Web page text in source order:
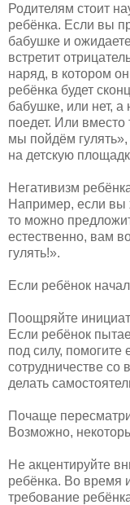
Родителям стоит
ребёнка. Если вы
бабушке и
встретит
наряд, в котором
ребёнка будет
бабушке, или нет,
поедет. Или вместо
мы пойдём
на детскую
Негативизм
Например, если вы
то можно
естественно, вам
гулять!».
Если ребёнок
Поощряйте
Если ребёнок
под силу, помогите
сотрудничестве со
делать
Почаще
Возможно,
Не акцентируйте
ребёнка. Во время
требование